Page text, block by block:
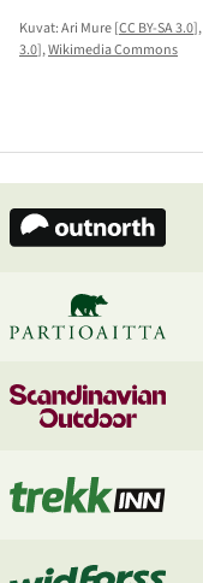
Kuvat: Ari Mure [CC BY-SA 3.0],
3.0],Wikimedia Commons